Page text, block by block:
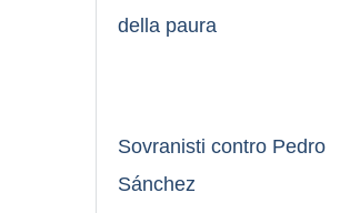
della paura
Sovranisti contro Pedro
Sánchez